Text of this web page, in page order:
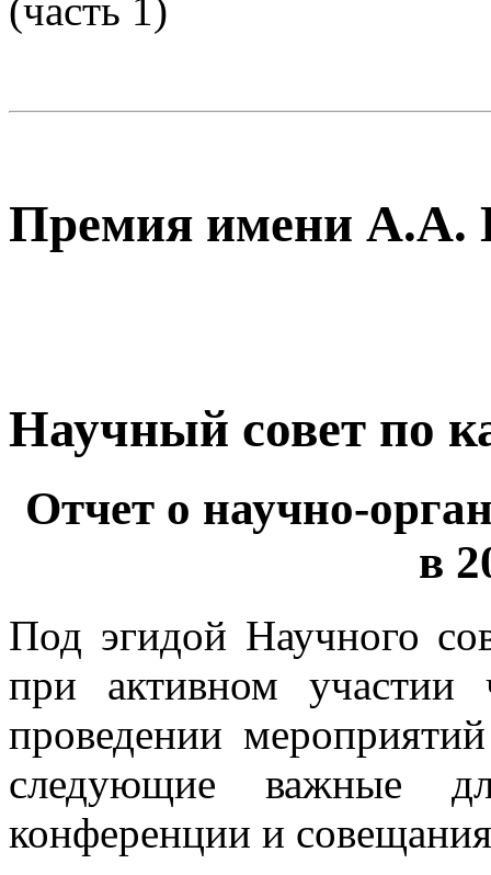
(часть 1)
Премия имени А.А.
Научный совет по
Отчет о научно-
в
Под эгидой Научного
при активном
проведении
следующие важные
конференции и